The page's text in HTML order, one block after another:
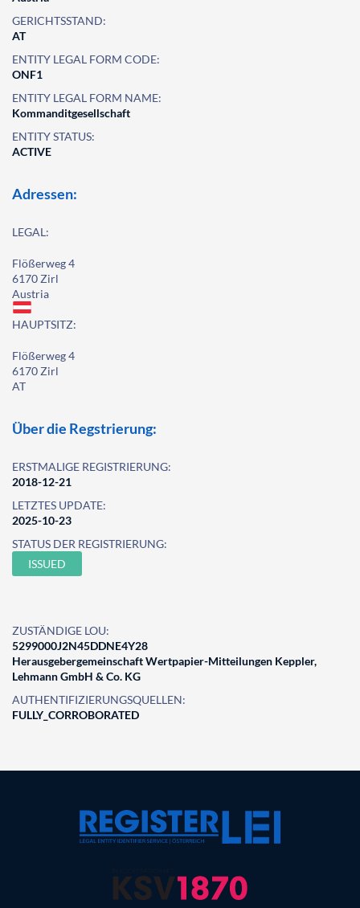
GERICHTSSTAND:
AT
ENTITY LEGAL FORM CODE:
ONF1
ENTITY LEGAL FORM NAME:
Kommanditgesellschaft
ENTITY STATUS:
ACTIVE
Adressen:
LEGAL:
Flößerweg 4
6170 Zirl
Austria
HAUPTSITZ:
Flößerweg 4
6170 Zirl
AT
Über die Regstrierung:
ERSTMALIGE REGISTRIERUNG:
2018-12-21
LETZTES UPDATE:
2025-10-23
STATUS DER REGISTRIERUNG:
ISSUED
ZUSTÄNDIGE LOU:
5299000J2N45DDNE4Y28
Herausgebergemeinschaft Wertpapier-Mitteilungen Keppler,
Lehmann GmbH & Co. KG
AUTHENTIFIZIERUNGSQUELLEN:
FULLY_CORROBORATED